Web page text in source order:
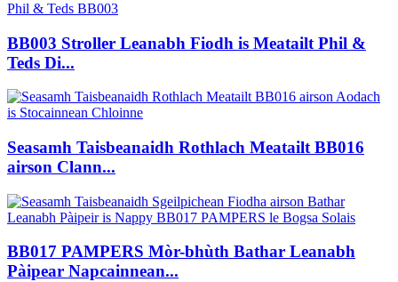
BB003 Stroller Leanabh Fiodh is Meatailt Phil &
Teds Di...
Seasamh Taisbeanaidh Rothlach Meatailt BB016
airson Clann...
BB017 PAMPERS Mòr-bhùth Bathar Leanabh
Pàipear Napcainnean...